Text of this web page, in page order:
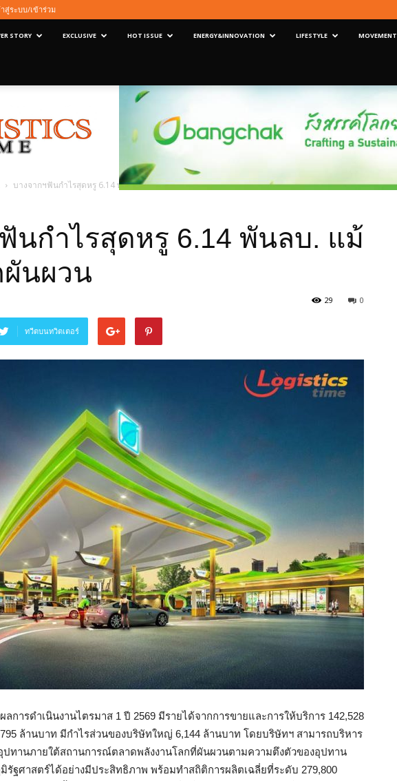
าสู่ระบบ/เข้าร่วม
STORY EXCLUSIVE HOT ISSUE ENERGY&INNOVATION LIFESTYLE MOVEMENT
บางจากฯฟันกำไรสุดหรู 6.14 พันลบ. แม้ตลาดโลกผันผวน
นกำไรสุดหรู 6.14 พันลบ. แม้
นผวน
0
29
ทวีตบนทวิตเตอร์
การดำเนินงานไตรมาส 1 ปี 2569 มีรายได้จากการขายและการให้บริการ 142,528
ล้านบาท มีกำไรส่วนของบริษัทใหญ่ 6,144 ล้านบาท โดยบริษัทฯ สามารถบริหาร
ปทานภายใต้สถานการณ์ตลาดพลังงานโลกที่ผันผวนตามความตึงตัวของอุปทาน
ฐศาสตร์ได้อย่างมีประสิทธิภาพ พร้อมทำสถิติการผลิตเฉลี่ยที่ระดับ 279,800